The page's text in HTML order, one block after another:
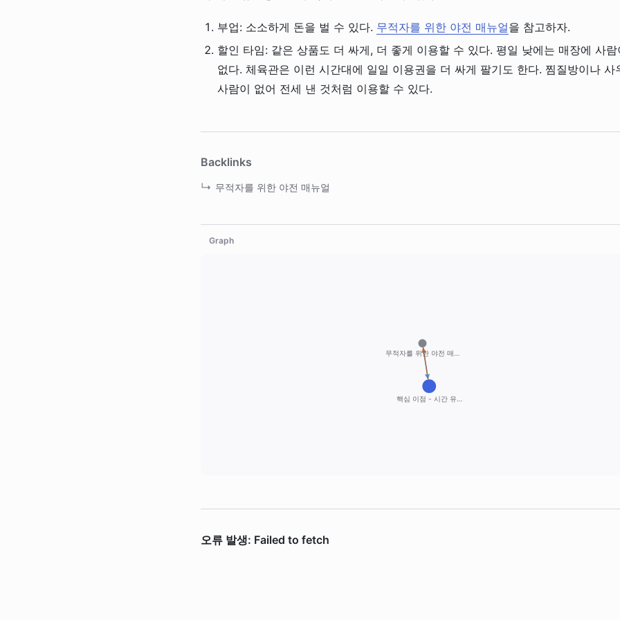
부업: 소소하게 돈을 벌 수 있다. 무적자를 위한 야전 매뉴얼을 참고하자.
할인 타임: 같은 상품도 더 싸게, 더 좋게 이용할 수 있다. 평일 낮에는 매장에 사람
없다. 체육관은 이런 시간대에 일일 이용권을 더 싸게 팔기도 한다. 찜질방이나 사
사람이 없어 전세 낸 것처럼 이용할 수 있다.
Backlinks
무적자를 위한 야전 매뉴얼
Graph
핵심 이점 - 시간 유…
무적자를 위한 야전 매…